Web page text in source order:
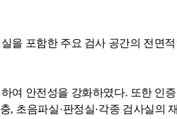
을 포함한 주요 검사 공간의 전면
여 안전성을 강화하였다. 또한 인
, 초음파실·판정실·각종 검사실의